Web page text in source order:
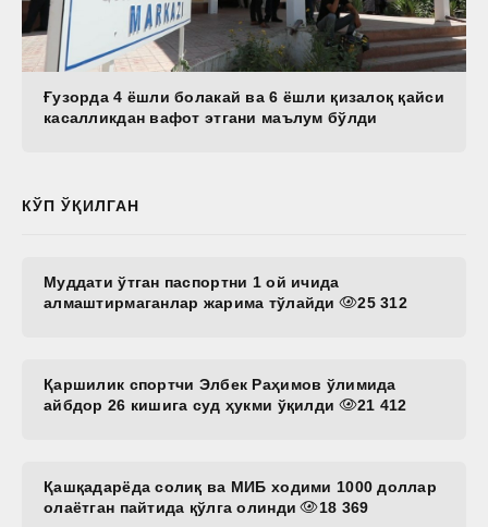
Ғузорда 4 ёшли болакай ва 6 ёшли қизалоқ қайси
касалликдан вафот этгани маълум бўлди
КЎП ЎҚИЛГАН
Муддати ўтган паспортни 1 ой ичида
алмаштирмаганлар жарима тўлайди
25 312
Қаршилик спортчи Элбек Раҳимов ўлимида
айбдор 26 кишига суд ҳукми ўқилди
21 412
Қашқадарёда солиқ ва МИБ ходими 1000 доллар
олаётган пайтида қўлга олинди
18 369